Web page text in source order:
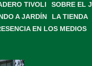
TIVOLI
SOBRE EL
A JARDÍN
LA TIENDA
EN LOS MEDIOS